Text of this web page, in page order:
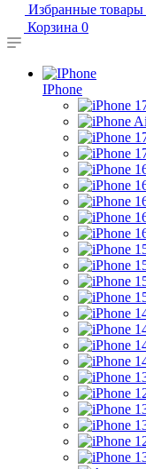
Избранные товары
Корзина 0
IPhone